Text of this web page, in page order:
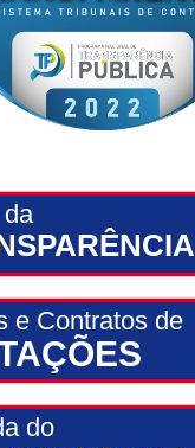
e Contratos de
do